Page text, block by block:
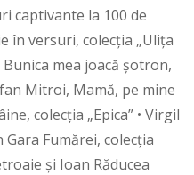
captivante la 100 de
în versuri, colecția „Ulița
mea joacă șotron,
Mitroi, Mamă, pe mine
colecția „Epica” • Virgil
Fumărei, colecția
și Ioan Răducea